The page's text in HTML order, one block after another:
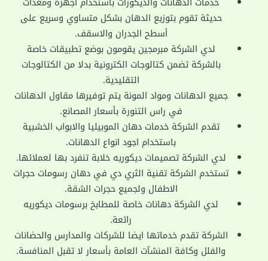
حديثة تقوم بتوزيع الدهان بشكل متساوي وسريع على
أسطح الجدران والاسقف.
لدي الشركة مبرمجين يقومون بوضع تطبيقات خاصة
بالشركة تضمن كتالوجات الكترونية بدلا من الكتالوجات
التقليدية.
جميع الدهانات ومواد المونة يتم توفيرها مقاول الدهانات
في راس التنورة بأسعار المصانع.
تقدم الشركة خدمات دهان الموبيليا والابواب الخشبية
باستخدام اجود انواع الدهانات.
لدي الشركة تصميمات ديكوريه خلابة تنفرد بها لعملائها.
تستخدم الشركة تقنية الثري دي في دهان رسومات حجرات
الاطفال ولجميع حجرات الشقة.
لدي الشركة دهانات خاصة للمطابخ برسومات ديكوريه
رائعة.
الشركة تقدم خدماتها ايضا للشركات والمدارس والحضانات
والفلل وكافة المنشآت العامة بأسعار لا تقبل المنافسة.